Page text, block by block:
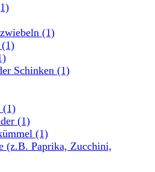
(1)
(1)
Schinken (1)
(1)
(1)
(1)
(z.B. Paprika, Zucchini,